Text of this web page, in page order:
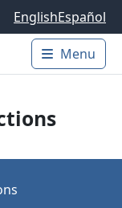
EnglishEspañol
Main
Menu